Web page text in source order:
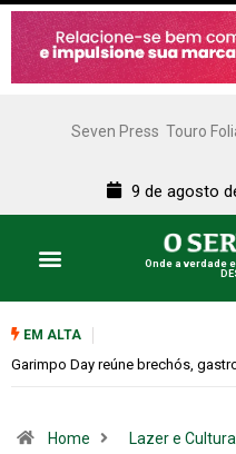
Seven Press Touro
9 de agosto
Onde a verdade
EM ALTA
Bugonia transforma paranoia
Home Lazer e Cultura